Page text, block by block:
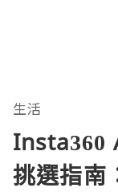
生活
Insta360
挑選指南